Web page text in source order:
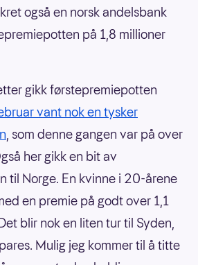
også en norsk andelsbank
på 1,8 millioner
gikk førstepremiepotten
vant nok en tysker
, som denne gangen var på over
her gikk en bit av
til Norge. En kvinne i 20-årene
en premie på godt over 1,1
blir nok en liten tur til Syden,
Mulig jeg kommer til å titte